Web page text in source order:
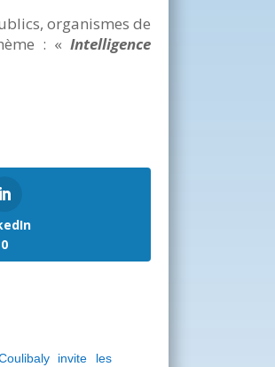
organismes de
: «Intelligence
0
invite les